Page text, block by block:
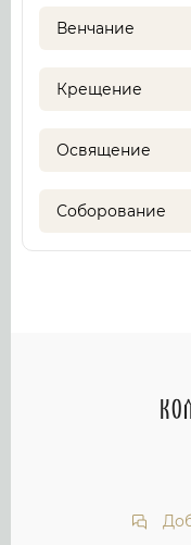
Венчание
Крещение
Освящение
Соборование